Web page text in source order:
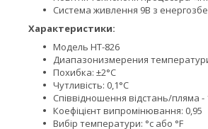
Система живлення 9В з
Характеристики:
Модель HT-826
Диапазонизмерения
Похибка: ±2°С
Чутливість: 0,1°С
Співвідношення відстань/пляма -
Коефіцієнт випромінювання: 0,95
Вибір температури: °c або °F